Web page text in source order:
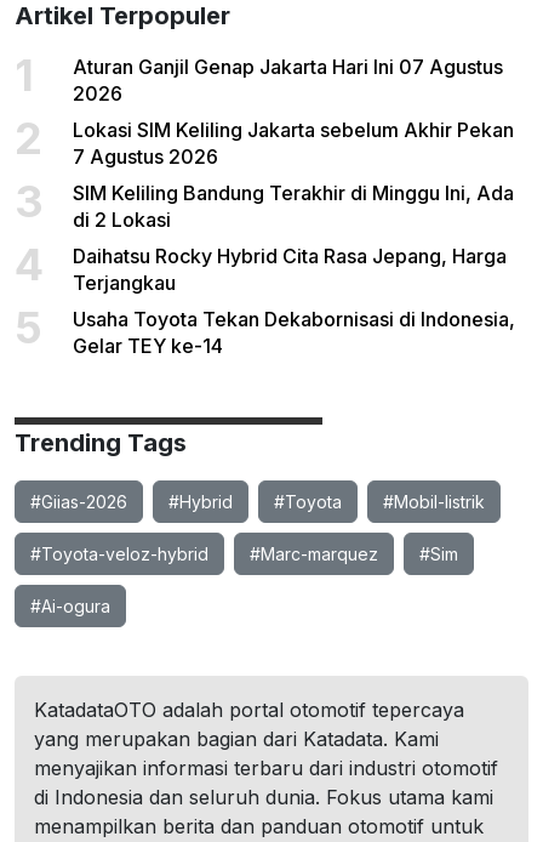
Artikel Terpopuler
1
Aturan Ganjil Genap Jakarta Hari Ini 07 Agustus
2026
2
Lokasi SIM Keliling Jakarta sebelum Akhir Pekan
7 Agustus 2026
3
SIM Keliling Bandung Terakhir di Minggu Ini, Ada
di 2 Lokasi
4
Daihatsu Rocky Hybrid Cita Rasa Jepang, Harga
Terjangkau
5
Usaha Toyota Tekan Dekabornisasi di Indonesia,
Gelar TEY ke-14
Trending Tags
#Giias-2026 #Hybrid #Toyota #Mobil-listrik
#Toyota-veloz-hybrid #Marc-marquez #Sim
#Ai-ogura
KatadataOTO adalah portal otomotif tepercaya
yang merupakan bagian dari Katadata. Kami
menyajikan informasi terbaru dari industri otomotif
di Indonesia dan seluruh dunia. Fokus utama kami
menampilkan berita dan panduan otomotif untuk